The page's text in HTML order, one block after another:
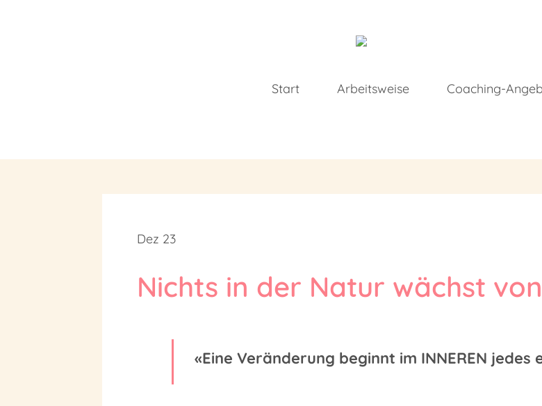
Start Arbeitsweise Coaching-
Dez 23
Nichts in der Natur wächst
«Eine Veränderung beginnt im INNEREN jedes